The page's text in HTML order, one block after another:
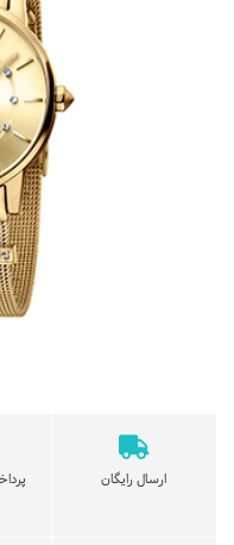
ارسال رایگان